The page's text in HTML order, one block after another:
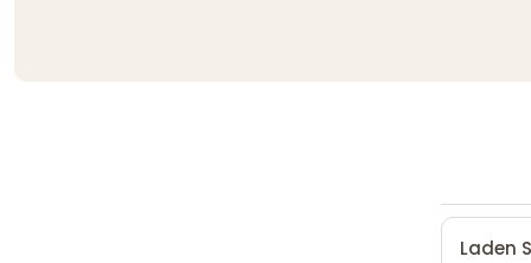
Laden